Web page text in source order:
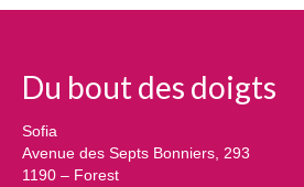
Contact
Du bout des doigts
Sofia
Avenue des Septs Bonniers, 293
1190 – Forest